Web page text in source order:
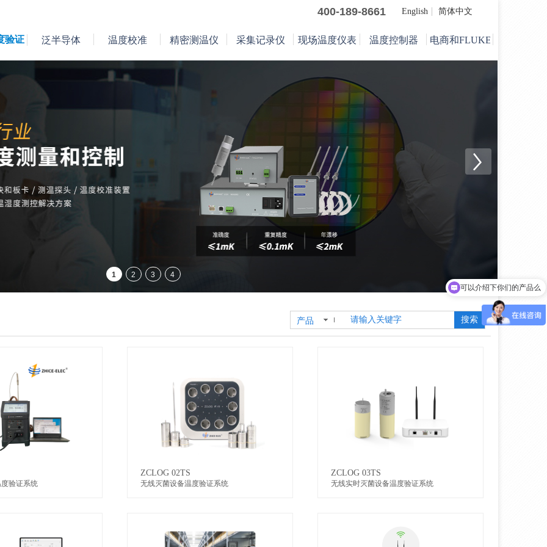
400-189-8661 English 简体中文
验证 泛半导体 温度校准 精密测温仪 采集记录仪 现场温度仪表 温度控制器 电商和FLUKE
产品 搜索
验证系统
ZCLOG 02TS
无线灭菌设备温度验证系统
ZCLOG 03TS
无线实时灭菌设备温度验证系统
可以介绍下你们的产品么